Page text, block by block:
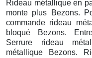
Rideau métallique en
monte plus Bezons.
commande rideau
bloqué Bezons.
Serrure rideau
métallique Bezons.